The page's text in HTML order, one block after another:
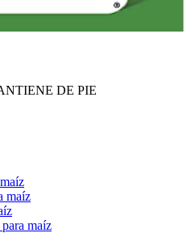
DE PIE
maíz
maíz